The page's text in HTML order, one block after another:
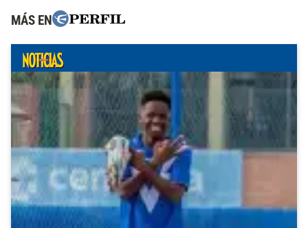
MÁS EN